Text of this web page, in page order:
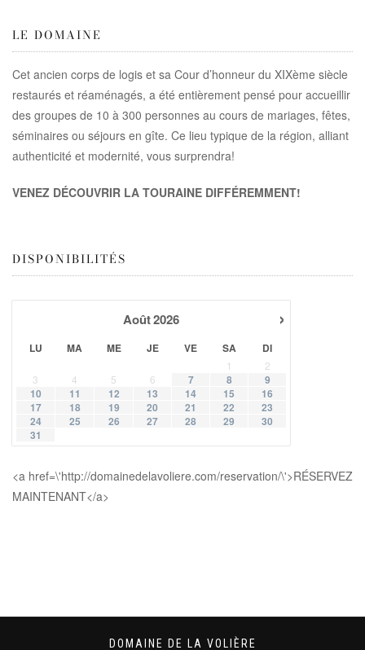
LE DOMAINE
Cet ancien corps de logis et sa Cour d’honneur du XIXème siècle
restaurés et réaménagés, a été entièrement pensé pour accueillir
des groupes de 10 à 300 personnes au cours de mariages, fêtes,
séminaires ou séjours en gîte. Ce lieu typique de la région, alliant
authenticité et modernité, vous surprendra!
VENEZ DÉCOUVRIR LA TOURAINE DIFFÉREMMENT!
DISPONIBILITÉS
›
Août2026
LU MA ME JE VE SA DI
1
2
3
4 5 6 7 8
9
10
11 12 13 14 15
16
17
18 19 20 21 22
23
24
25 26 27 28 29
30
31
<a href=\'http://domainedelavoliere.com/reservation/\'>RÉSERVEZ
MAINTENANT</a>
DOMAINE DE LA VOLIÈRE